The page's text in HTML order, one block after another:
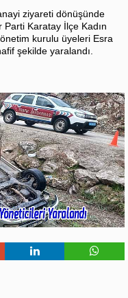
ziyareti dönüşünde
Karatay İlçe Kadın
kurulu üyeleri Esra
şekilde yaralandı.